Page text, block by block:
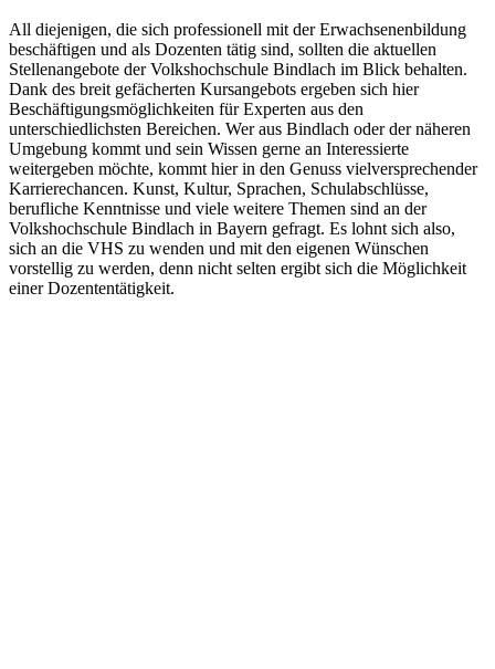
All diejenigen, die sich professionell mit der Erwachsenenbildung
beschäftigen und als Dozenten tätig sind, sollten die aktuellen
Stellenangebote der Volkshochschule Bindlach im Blick behalten.
Dank des breit gefächerten Kursangebots ergeben sich hier
Beschäftigungsmöglichkeiten für Experten aus den
unterschiedlichsten Bereichen. Wer aus Bindlach oder der näheren
Umgebung kommt und sein Wissen gerne an Interessierte
weitergeben möchte, kommt hier in den Genuss vielversprechender
Karrierechancen. Kunst, Kultur, Sprachen, Schulabschlüsse,
berufliche Kenntnisse und viele weitere Themen sind an der
Volkshochschule Bindlach in Bayern gefragt. Es lohnt sich also,
sich an die VHS zu wenden und mit den eigenen Wünschen
vorstellig zu werden, denn nicht selten ergibt sich die Möglichkeit
einer Dozententätigkeit.